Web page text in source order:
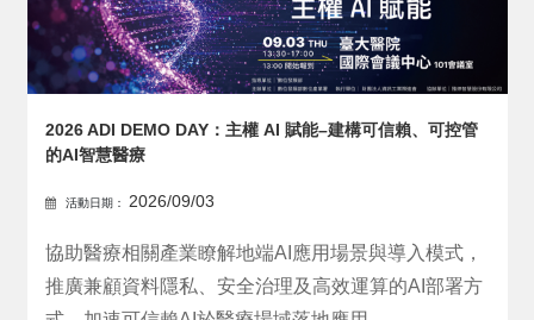
2026 ADI DEMO DAY：主權 AI 賦能–建構可信賴、可控管
的AI智慧醫療
活動日期： 2026/09/03
協助醫療相關產業瞭解地端AI應用場景與導入模式，
推廣兼顧資料隱私、安全治理及高效運算的AI部署方